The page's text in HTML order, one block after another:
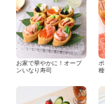
お家で華やかに！オープ
ンいなり寿司